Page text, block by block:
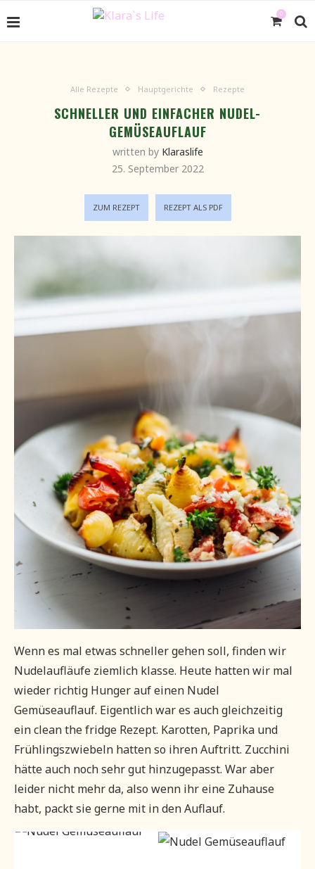
0
Alle Rezepte Hauptgerichte Rezepte
SCHNELLER UND EINFACHER NUDEL-
GEMÜSEAUFLAUF
written by Klaraslife
25. September 2022
ZUM REZEPT REZEPT ALS PDF
Wenn es mal etwas schneller gehen soll, finden wir
Nudelaufläufe ziemlich klasse. Heute hatten wir mal
wieder richtig Hunger auf einen Nudel
Gemüseauflauf. Eigentlich war es auch gleichzeitig
ein clean the fridge Rezept. Karotten, Paprika und
Frühlingszwiebeln hatten so ihren Auftritt. Zucchini
hätte auch noch sehr gut hinzugepasst. War aber
leider nicht mehr da, also wenn ihr eine Zuhause
habt, packt sie gerne mit in den Auflauf.